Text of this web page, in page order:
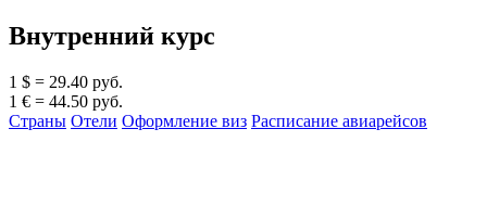
Внутренний курс
1 $ = 29.40 руб.
1 € = 44.50 руб.
Страны Отели Оформление виз Расписание авиарейсов